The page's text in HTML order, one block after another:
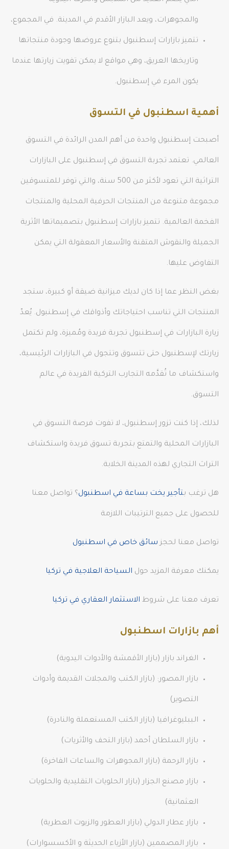
والمجوهرات، ويعد البازار الأقدم في المدينة. في المجموع،
تتميز بازارات إسطنبول بتنوع عروضها وجودة منتجاتها
وتاريخها العريق، وهي مواقع لا يمكن تفويت زيارتها عندما
يكون المرء في إسطنبول.
أهمية اسطنبول في التسوق
أصبحت إسطنبول واحدة من أهم المدن الرائدة في التسوق
العالمي. تعتمد تجربة التسوق في إسطنبول على البازارات
التراثية التي تعود لأكثر من 500 سنة، والتي توفر للمتسوقين
مجموعة متنوعة من المنتجات الحرفية المحلية والمنتجات
الفخمة العالمية. تتميز بازارات إسطنبول بتصميماتها الأثرية
الجميلة والنقوش المتقنة والأسعار المعقولة التي يمكن
التفاوض عليها.
بغض النظر عما إذا كان لديك ميزانية ضيقة أو كبيرة، ستجد
المنتجات التي تناسب احتياجاتك وأذواقك في إسطنبول. يُعدّ
زيارة البازارات في إسطنبول تجربة فريدة ومُميزة، ولم تكتمل
زيارتك لإسطنبول حتى تتسوق وتتجول في البازارات الرئيسية،
واستكشاف ما تُقدَّمه التجارب التركية الفريدة في عالم
التسوق.
لذلك، إذا كنت تزور إسطنبول، لا تفوت فرصة التسوق في
البازارات المحلية والتمتع بتجربة تسوق فريدة واستكشاف
التراث التجاري لهذه المدينة الخلابة.
هل ترغب بتأجير يخت بساعة في اسطنبول؟ تواصل معنا
للحصول على جميع الترتيبات اللازمة
تواصل معنا لحجز سائق خاص في اسطنبول
يمكنك معرفة المزيد حول السياحة العلاجية في تركيا
تعرف معنا على شروط الاستثمار العقاري في تركيا
أهم بازارات اسطنبول
الغراند بازار (بازار الأقمشة والأدوات اليدوية)
بازار المصور: (بازار الكتب والمجلات القديمة وأدوات
التصوير)
الببليوغرافيا (بازار الكتب المستعملة والنادرة)
بازار السلطان أحمد (بازار التحف والأثريات)
بازار الرحمة (بازار المجوهرات والساعات الفاخرة)
بازار مصنع الجزار (بازار الحلويات التقليدية والحلويات
العثمانية)
بازار عطار الدولي (بازار العطور والزيوت العطرية)
بازار المصممين (بازار الأزياء الحديثة و الأكسسوارات)